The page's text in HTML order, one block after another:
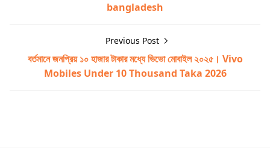
bangladesh
Previous Post
বর্তমানে জনপ্রিয় ১০ হাজার টাকার মধ্যে ভিভো মোবাইল ২০২৫। Vivo
Mobiles Under 10 Thousand Taka 2026